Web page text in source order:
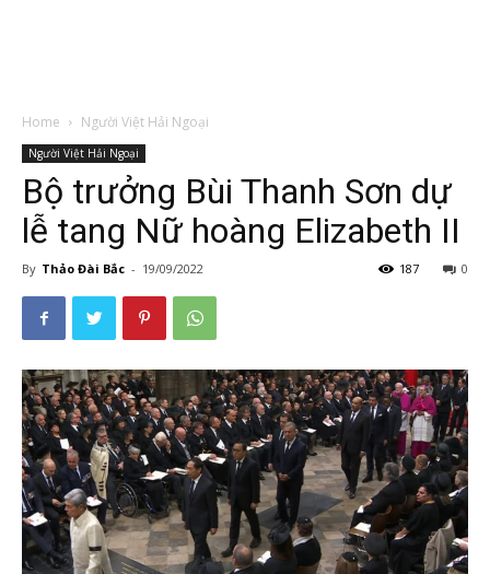
Home Người Việt Hải Ngoại
Người Việt Hải Ngoại
Bộ trưởng Bùi Thanh Sơn dự
lễ tang Nữ hoàng Elizabeth II
By Thảo Đài Bắc - 19/09/2022 0
187